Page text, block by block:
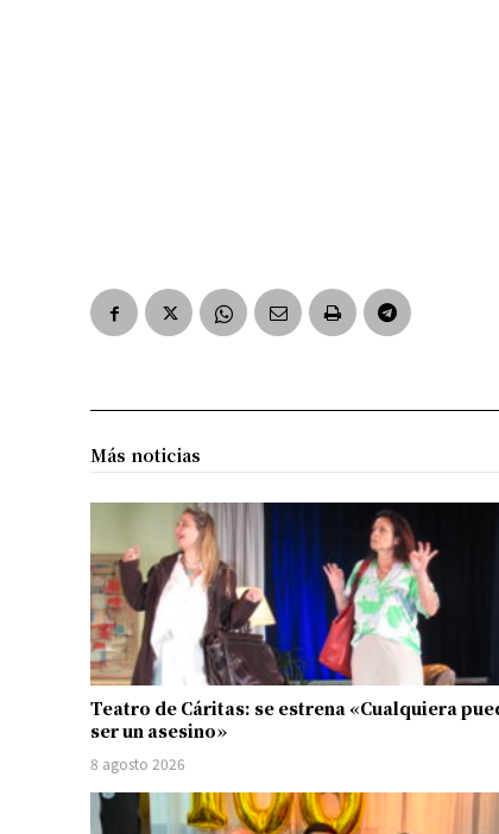
Más noticias
Teatro de Cáritas: se estrena «Cualquiera
ser un asesino»
8 agosto 2026